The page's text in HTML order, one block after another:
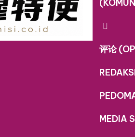
评论
MEDIA